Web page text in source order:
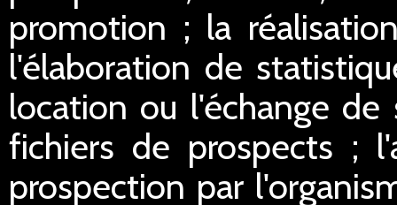
promotion ; la
l'élaboration de
location ou l'échange
fichiers de prospects ;
prospection par